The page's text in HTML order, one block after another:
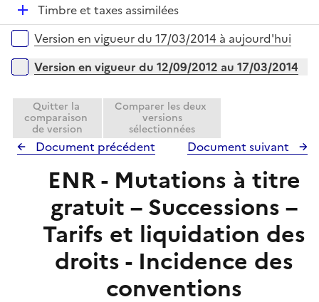
r
e
r
D
é
p
e
r
Timbre et taxes assimilées
Versions sur la période
Version en vigueur du 17/03/2014 à aujourd'hui
Version en vigueur du 12/09/2012 au 17/03/2014
Quitter la
comparaison
de version
Comparer les deux
versions
sélectionnées
Document précédent Document suivant
ENR - Mutations à titre
gratuit – Successions –
Tarifs et liquidation des
droits - Incidence des
conventions